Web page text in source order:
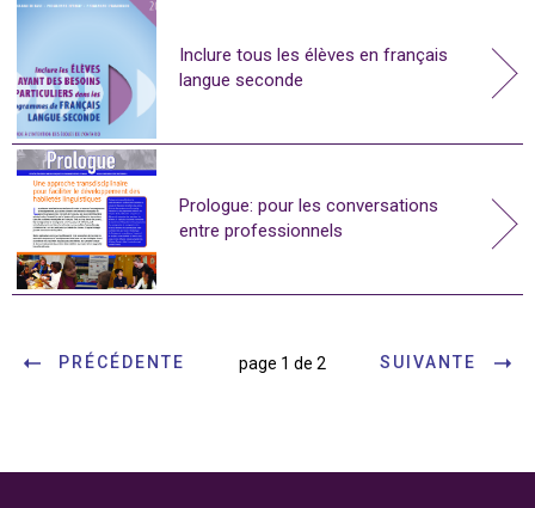
Inclure tous les élèves en français
langue seconde
Prologue: pour les conversations
entre professionnels
PRÉCÉDENTE page 1 de 2 SUIVANTE